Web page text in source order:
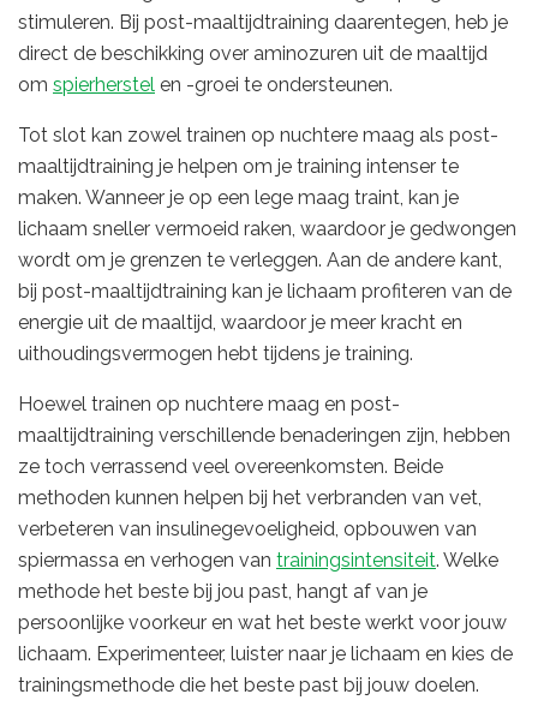
stimuleren. Bij post-maaltijdtraining daarentegen, heb je
direct de beschikking over aminozuren uit de maaltijd
om spierherstel en -groei te ondersteunen.
Tot slot kan zowel trainen op nuchtere maag als post-
maaltijdtraining je helpen om je training intenser te
maken. Wanneer je op een lege maag traint, kan je
lichaam sneller vermoeid raken, waardoor je gedwongen
wordt om je grenzen te verleggen. Aan de andere kant,
bij post-maaltijdtraining kan je lichaam profiteren van de
energie uit de maaltijd, waardoor je meer kracht en
uithoudingsvermogen hebt tijdens je training.
Hoewel trainen op nuchtere maag en post-
maaltijdtraining verschillende benaderingen zijn, hebben
ze toch verrassend veel overeenkomsten. Beide
methoden kunnen helpen bij het verbranden van vet,
verbeteren van insulinegevoeligheid, opbouwen van
spiermassa en verhogen van trainingsintensiteit. Welke
methode het beste bij jou past, hangt af van je
persoonlijke voorkeur en wat het beste werkt voor jouw
lichaam. Experimenteer, luister naar je lichaam en kies de
trainingsmethode die het beste past bij jouw doelen.